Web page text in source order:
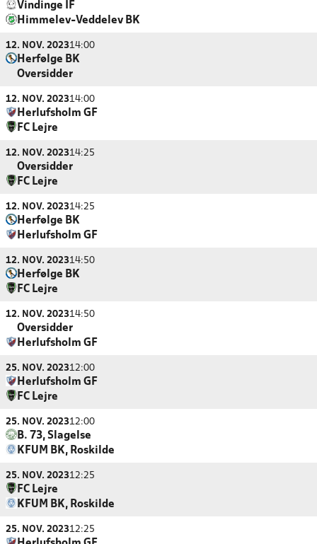
Vindinge IF
Himmelev-Veddelev BK
12. NOV. 202314:00
Herfølge BK
Oversidder
12. NOV. 202314:00
Herlufsholm GF
FC Lejre
12. NOV. 202314:25
Oversidder
FC Lejre
12. NOV. 202314:25
Herfølge BK
Herlufsholm GF
12. NOV. 202314:50
Herfølge BK
FC Lejre
12. NOV. 202314:50
Oversidder
Herlufsholm GF
25. NOV. 202312:00
Herlufsholm GF
FC Lejre
25. NOV. 202312:00
B. 73, Slagelse
KFUM BK, Roskilde
25. NOV. 202312:25
FC Lejre
KFUM BK, Roskilde
25. NOV. 202312:25